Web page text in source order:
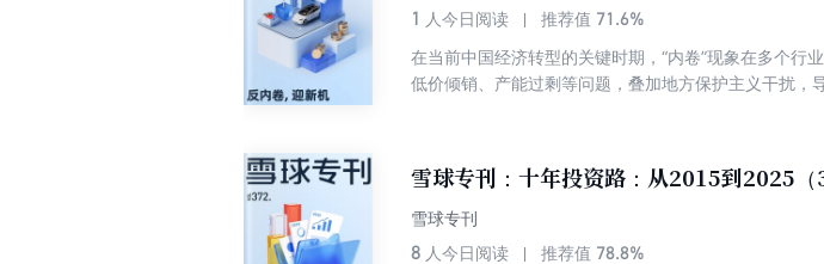
1 人今日阅读 推荐值 71.6%
在当前中国经济转型的关键时期，“内卷”现象在多个行
低价倾销、产能过剩等问题，叠加地方保护主义干扰
行业通过产能优化，努力实现盈利修复，助力新兴行业
内卷核心逻辑。
雪球专刊：十年投资路：从2015到2025（
雪球专刊
8 人今日阅读 推荐值 78.8%